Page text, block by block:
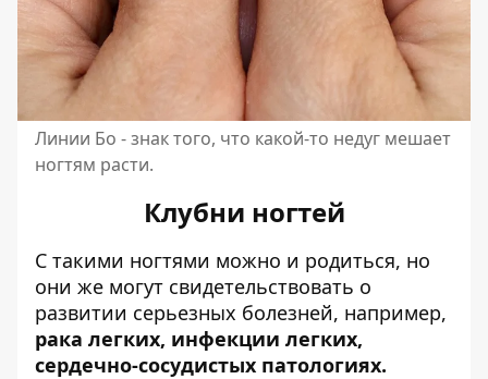
Линии Бо - знак того, что какой-то недуг мешает
ногтям расти.
Клубни ногтей
С такими ногтями можно и родиться, но
они же могут свидетельствовать о
развитии серьезных болезней, например,
рака легких, инфекции легких,
сердечно-сосудистых патологиях.